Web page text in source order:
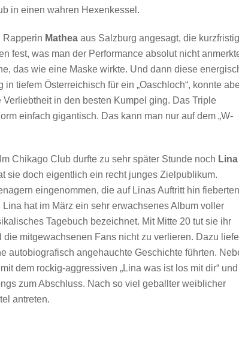
in einen wahren Hexenkessel.
Rapperin Mathea aus Salzburg angesagt, die kurzfristig
fest, was man der Performance absolut nicht
das wie eine Maske wirkte. Und dann diese
tiefem Österreichisch für ein „Oaschloch“, konnte
in den besten Kumpel ging. Das Triple
einfach gigantisch. Das kann man nur auf dem „W-
Chikago Club durfte zu sehr später Stunde noch Lina
sie doch eigentlich ein recht junges Zielpublikum.
eingenommen, die auf Linas Auftritt hin fieberten
hat im März ein sehr erwachsenes Album voller
Tagebuch bezeichnet. Mit Mitte 20 tut sie ihr
mitgewachsenen Fans nicht zu verlieren. Dazu
autobiografisch angehauchte Geschichte führten.
dem rockig-aggressiven „Lina was ist los mit dir“ und
zum Abschluss. Nach so viel geballter weiblicher
antreten.